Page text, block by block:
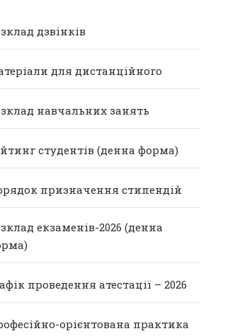
дзвінків
для дистанційного
навчальних занять
студентів (денна форма)
призначення стипендій
екзаменів-2026 (денна
проведення атестації – 2026
орієнтована практика